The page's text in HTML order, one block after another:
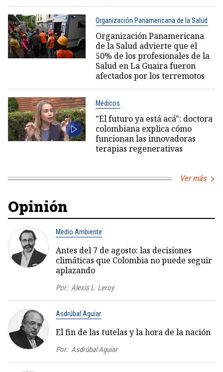
Organización Panamericana de la Salud
Organización Panamericana
de la Salud advierte que el
50% de los profesionales de la
Salud en La Guaira fueron
afectados por los terremotos
Médicos
"El futuro ya está acá": doctora
colombiana explica cómo
funcionan las innovadoras
terapias regenerativas
Ver más
Opinión
Medio Ambiente
Antes del 7 de agosto: las decisiones
climáticas que Colombia no puede seguir
aplazando
Por: Alexis L. Leroy
Asdrúbal Aguiar
El fin de las tutelas y la hora de la nación
Por: Asdrúbal Aguiar